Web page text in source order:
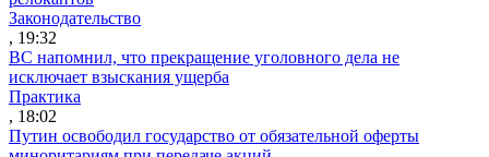
Законодательство
, 19:32
ВС напомнил, что прекращение уголовного дела не
исключает взыскания ущерба
Практика
, 18:02
Путин освободил государство от обязательной оферты